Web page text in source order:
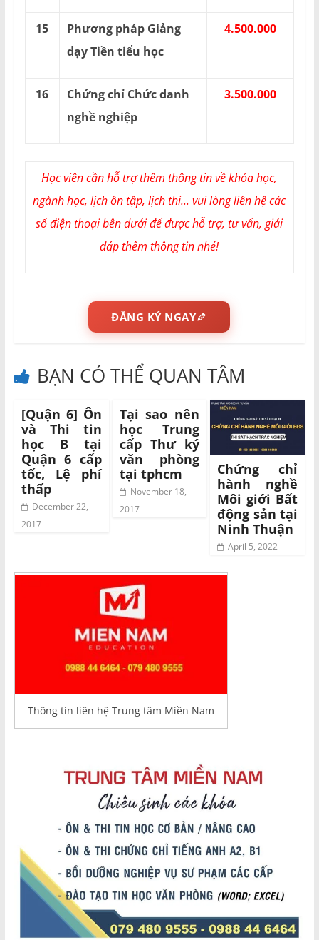
15
Phương pháp Giảng
dạy Tiền tiểu học
4.500.000
16
Chứng chỉ Chức danh
nghề nghiệp
3.500.000
Học viên cần hỗ trợ thêm thông tin về khóa học,
ngành học, lịch ôn tập, lịch thi... vui lòng liên hệ các
số điện thoại bên dưới để được hỗ trợ, tư vấn, giải
đáp thêm thông tin nhé!
ĐĂNG KÝ NGAY
BẠN CÓ THỂ QUAN TÂM
[Quận 6] Ôn
và Thi tin
học B tại
Quận 6 cấp
tốc, Lệ phí
thấp
December 22,
2017
Tại sao nên
học Trung
cấp Thư ký
văn phòng
tại tphcm
November 18,
2017
Chứng chỉ
hành nghề
Môi giới Bất
động sản tại
Ninh Thuận
April 5, 2022
Thông tin liên hệ Trung tâm Miền Nam